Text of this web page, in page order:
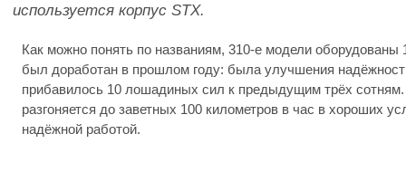
используется корпус STX.
Как можно понять по названиям, 310-е модели оборудованы
был доработан в прошлом году: была улучшения
прибавилось 10 лошадиных сил к предыдущим трёх сотням.
разгоняется до заветных 100 километров в час в хороших
надёжной работой.